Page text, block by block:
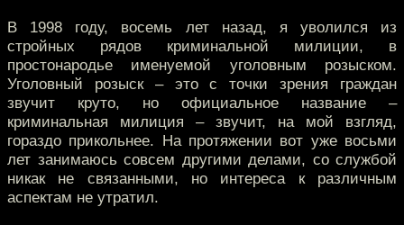
В 1998 году, восемь лет назад, я уволился из
стройных рядов криминальной милиции, в
простонародье именуемой уголовным розыском.
Уголовный розыск – это с точки зрения граждан
звучит круто, но официальное название –
криминальная милиция – звучит, на мой взгляд,
гораздо прикольнее. На протяжении вот уже восьми
лет занимаюсь совсем другими делами, со службой
никак не связанными, но интереса к различным
аспектам не утратил.